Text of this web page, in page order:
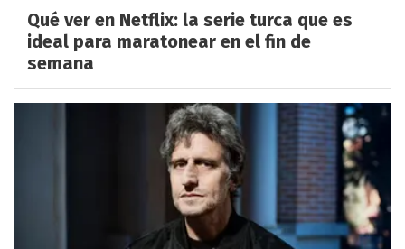
Qué ver en Netflix: la serie turca que es
ideal para maratonear en el fin de
semana